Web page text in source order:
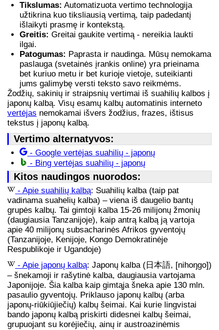
Tikslumas: Automatizuota vertimo technologija
užtikrina kuo tiksliausią vertimą, taip padedantį
išlaikyti prasmę ir kontekstą.
Greitis: Greitai gaukite vertimą - nereikia laukti
ilgai.
Patogumas: Paprasta ir naudinga. Mūsų nemokama
paslauga (svetainės įrankis online) yra prieinama
bet kuriuo metu ir bet kurioje vietoje, suteikianti
jums galimybę versti teksto savo reikmėms.
Žodžių, sakinių ir straipsnių vertimai iš suahilių kalbos į
japonų kalbą. Visų esamų kalbų automatinis interneto
vertėjas nemokamai išvers žodžius, frazes, ištisus
tekstus į japonų kalbą.
Vertimo alternatyvos:
- Google vertėjas suahilių - japonų
- Bing vertėjas suahilių - japonų
Kitos naudingos nuorodos:
- Apie suahilių kalbą: Suahilių kalba (taip pat
vadinama suahelių kalba) – viena iš daugelio bantų
grupės kalbų. Tai gimtoji kalba 15-26 milijonų žmonių
(daugiausia Tanzanijoje), kaip antrą kalbą ją vartoja
apie 40 milijonų subsacharinės Afrikos gyventojų
(Tanzanijoje, Kenijoje, Kongo Demokratinėje
Respublikoje ir Ugandoje)
- Apie japonų kalbą: Japonų kalba (日本語, [nihoŋɡo])
– šnekamoji ir rašytinė kalba, daugiausia vartojama
Japonijoje. Šia kalba kaip gimtąja šneka apie 130 mln.
pasaulio gyventojų. Priklauso japonų kalbų (arba
japonų-riūkiūjiečių) kalbų šeimai. Kai kurie lingvistai
bando japonų kalbą priskirti didesnei kalbų šeimai,
grupuojant su korėjiečių, ainų ir austroazinėmis